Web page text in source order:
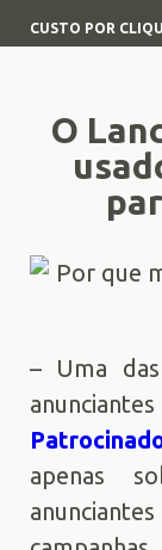
CUSTO POR
O
– Uma
apenas